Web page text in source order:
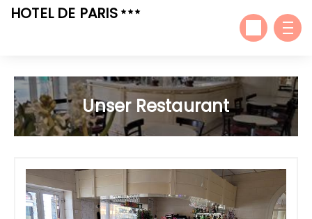
HOTEL DE PARIS
Unser Restaurant